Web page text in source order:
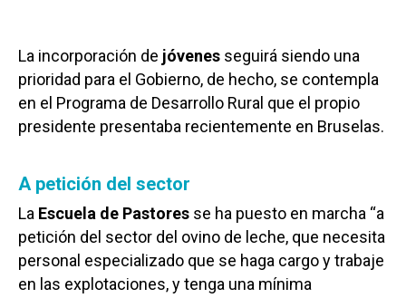
La incorporación de jóvenes seguirá siendo una
prioridad para el Gobierno, de hecho, se contempla
en el Programa de Desarrollo Rural que el propio
presidente presentaba recientemente en Bruselas.
A petición del sector
La Escuela de Pastores se ha puesto en marcha “a
petición del sector del ovino de leche, que necesita
personal especializado que se haga cargo y trabaje
en las explotaciones, y tenga una mínima